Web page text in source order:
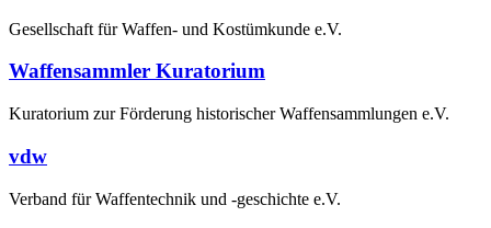
Gesellschaft für Waffen- und Kostümkunde e.V.
Waffensammler Kuratorium
Kuratorium zur Förderung historischer Waffensammlungen e.V.
vdw
Verband für Waffentechnik und -geschichte e.V.